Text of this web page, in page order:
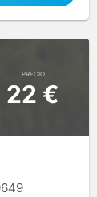
PRECIO
22 €